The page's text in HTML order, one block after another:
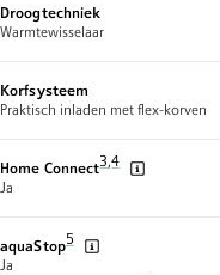
Droogtechniek
Warmtewisselaar
Korfsysteem
Praktisch inladen met flex-korven
Home ConnectVoetnoot 3: Van
3,,Voetnoot 4:
4
Ja
aquaStopVoetnoot 5: De diverse
5
Ja